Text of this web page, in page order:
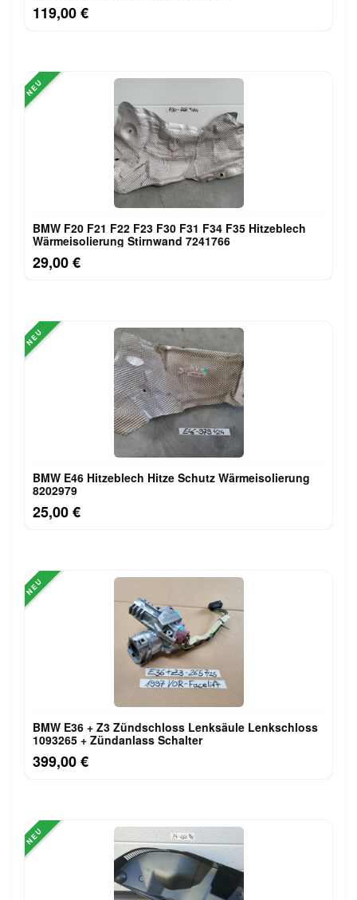
119,00 €
NEU
BMW F20 F21 F22 F23 F30 F31 F34 F35 Hitzeblech
Wärmeisolierung Stirnwand 7241766
29,00 €
NEU
BMW E46 Hitzeblech Hitze Schutz Wärmeisolierung
8202979
25,00 €
NEU
BMW E36 + Z3 Zündschloss Lenksäule Lenkschloss
1093265 + Zündanlass Schalter
399,00 €
NEU